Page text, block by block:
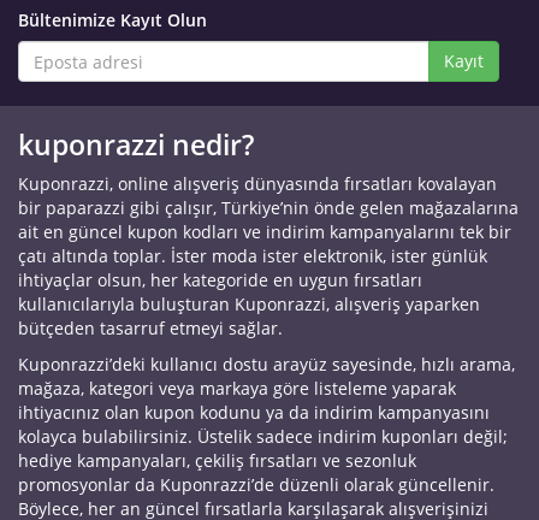
Bültenimize Kayıt Olun
Kayıt
kuponrazzi nedir?
Kuponrazzi, online alışveriş dünyasında fırsatları kovalayan
bir paparazzi gibi çalışır, Türkiye’nin önde gelen mağazalarına
ait en güncel kupon kodları ve indirim kampanyalarını tek bir
çatı altında toplar. İster moda ister elektronik, ister günlük
ihtiyaçlar olsun, her kategoride en uygun fırsatları
kullanıcılarıyla buluşturan Kuponrazzi, alışveriş yaparken
bütçeden tasarruf etmeyi sağlar.
Kuponrazzi’deki kullanıcı dostu arayüz sayesinde, hızlı arama,
mağaza, kategori veya markaya göre listeleme yaparak
ihtiyacınız olan kupon kodunu ya da indirim kampanyasını
kolayca bulabilirsiniz. Üstelik sadece indirim kuponları değil;
hediye kampanyaları, çekiliş fırsatları ve sezonluk
promosyonlar da Kuponrazzi’de düzenli olarak güncellenir.
Böylece, her an güncel fırsatlarla karşılaşarak alışverişinizi